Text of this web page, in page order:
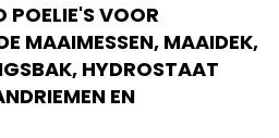
VOOR
MAAIMESSEN, MAAIDEK,
HYDROSTAAT
EN